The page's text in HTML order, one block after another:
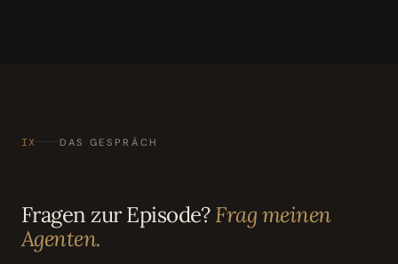
IX DAS GESPRÄCH
Fragen zur Episode?Frag meinen
Agenten.